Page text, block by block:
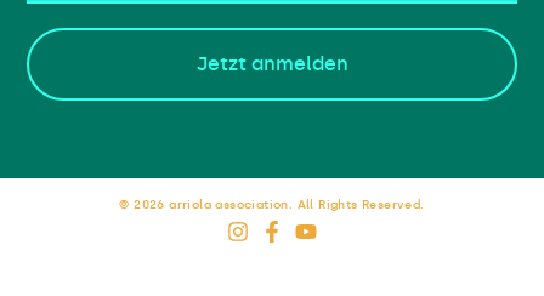
Jetzt anmelden
© 2026 arriola association. All Rights Reserved.